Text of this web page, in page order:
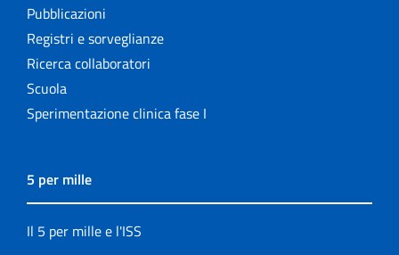
Pubblicazioni
Registri e sorveglianze
Ricerca collaboratori
Scuola
Sperimentazione clinica fase I
5 per mille
Il 5 per mille e l'ISS